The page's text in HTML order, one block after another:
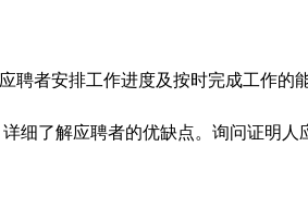
者安排工作进度及按时完成工作
了解应聘者的优缺点。询问证明